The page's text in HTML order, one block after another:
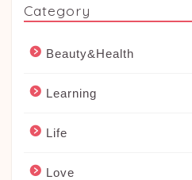
Category
Beauty&Health
Learning
Life
Love